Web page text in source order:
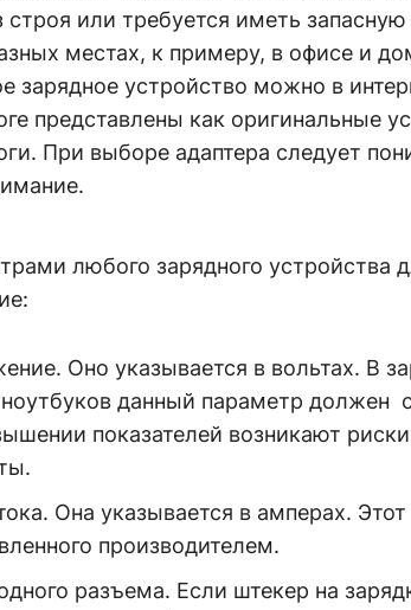
строя или требуется иметь
местах, к примеру, в офисе и
зарядное устройство можно в
представлены как оригинальные
При выборе адаптера следует
любого зарядного устройства
Оно указывается в вольтах. В
данный параметр должен
показателей возникают
Она указывается в амперах.
производителем.
разъема. Если штекер на